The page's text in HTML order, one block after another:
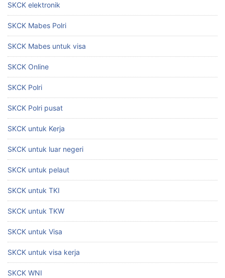
SKCK elektronik
SKCK Mabes Polri
SKCK Mabes untuk visa
SKCK Online
SKCK Polri
SKCK Polri pusat
SKCK untuk Kerja
SKCK untuk luar negeri
SKCK untuk pelaut
SKCK untuk TKI
SKCK untuk TKW
SKCK untuk Visa
SKCK untuk visa kerja
SKCK WNI